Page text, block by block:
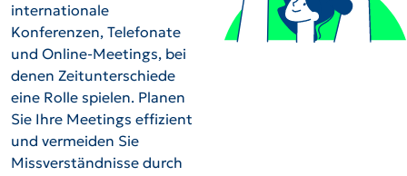
internationale
Konferenzen, Telefonate
und Online-Meetings, bei
denen Zeitunterschiede
eine Rolle spielen. Planen
Sie Ihre Meetings effizient
und vermeiden Sie
Missverständnisse durch